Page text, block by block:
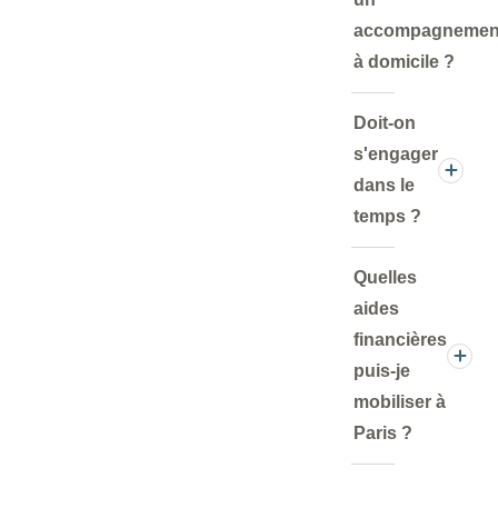
à domicile ?
Doit-on
s'engager
dans le
temps ?
Quelles
aides
financières
puis-je
mobiliser à
Paris ?